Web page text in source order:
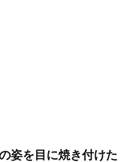
姿を目に焼き付けた